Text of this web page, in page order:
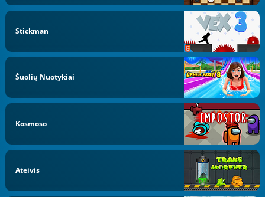
Stickman
Šuolių Nuotykiai
Kosmoso
Ateivis